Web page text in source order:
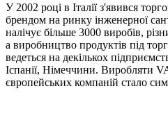
У 2002 році в Італії з'явився
брендом на ринку інженерної
налічує більше 3000 виробів,
а виробництво продуктів під
ведеться на декількох
Іспанії, Німеччини. Виробляти
європейських компаній стало